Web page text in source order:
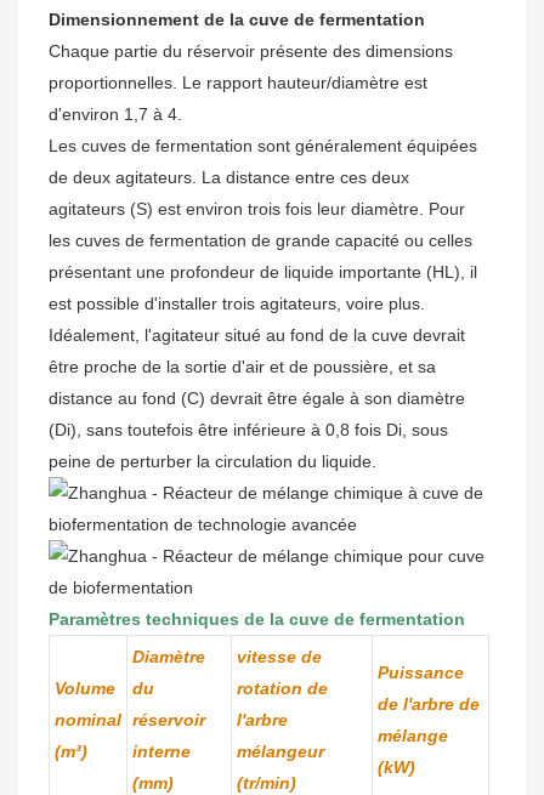
Dimensionnement de la cuve de fermentation
Chaque partie du réservoir présente des dimensions
proportionnelles. Le rapport hauteur/diamètre est
d'environ 1,7 à 4.
Les cuves de fermentation sont généralement équipées
de deux agitateurs. La distance entre ces deux
agitateurs (S) est environ trois fois leur diamètre. Pour
les cuves de fermentation de grande capacité ou celles
présentant une profondeur de liquide importante (HL), il
est possible d'installer trois agitateurs, voire plus.
Idéalement, l'agitateur situé au fond de la cuve devrait
être proche de la sortie d'air et de poussière, et sa
distance au fond (C) devrait être égale à son diamètre
(Di), sans toutefois être inférieure à 0,8 fois Di, sous
peine de perturber la circulation du liquide.
Paramètres techniques de la cuve de fermentation
Volume
nominal
(m³)
Diamètre
du
réservoir
interne
(mm)
vitesse de
rotation de
l'arbre
mélangeur
(tr/min)
Puissance
de l'arbre de
mélange
(kW)